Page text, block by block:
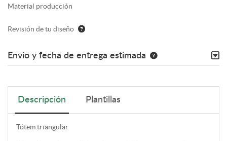
Material producción
Revisión de tu diseño
Envío y fecha de entrega estimada
Descripción Plantillas
Tótem triangular